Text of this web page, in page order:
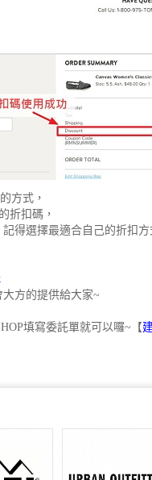
方式，
折扣碼，
得選擇最適合自己的折扣
方的提供給大家~
填寫委託單就可以囉~【